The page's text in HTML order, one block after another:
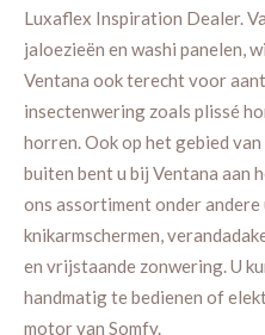
Luxaflex Inspiration Dealer.
jaloezieën en washi panelen,
Ventana ook terecht voor
insectenwering zoals plissé
horren. Ook op het gebied
buiten bent u bij Ventana aan
ons assortiment onder
knikarmschermen,
en vrijstaande zonwering. U
handmatig te bedienen of
motor van Somfy.